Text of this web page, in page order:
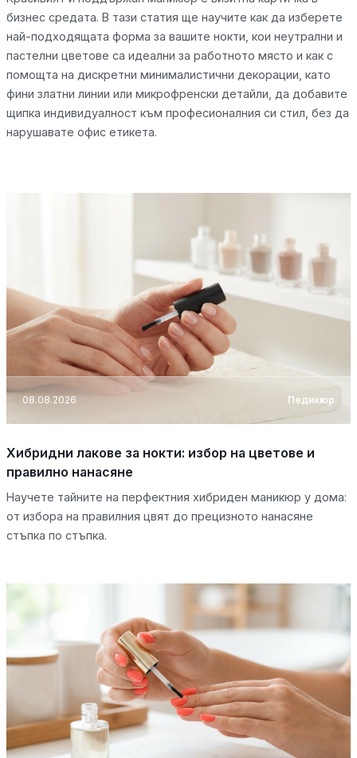
бизнес средата. В тази статия ще научите как да изберете
най-подходящата форма за вашите нокти, кои неутрални и
пастелни цветове са идеални за работното място и как с
помощта на дискретни минималистични декорации, като
фини златни линии или микрофренски детайли, да добавите
щипка индивидуалност към професионалния си стил, без да
нарушавате офис етикета.
08.08.2026 Педикюр
Хибридни лакове за нокти: избор на цветове и
правилно нанасяне
Научете тайните на перфектния хибриден маникюр у дома:
от избора на правилния цвят до прецизното нанасяне
стъпка по стъпка.